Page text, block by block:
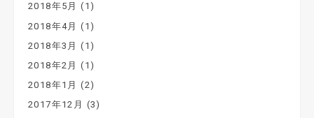
2018年5月 (1)
2018年4月 (1)
2018年3月 (1)
2018年2月 (1)
2018年1月 (2)
2017年12月 (3)